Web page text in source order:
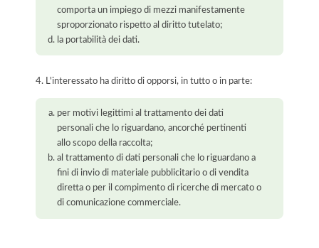
comporta un impiego di mezzi manifestamente
sproporzionato rispetto al diritto tutelato;
la portabilità dei dati.
4. L'interessato ha diritto di opporsi, in tutto o in parte:
per motivi legittimi al trattamento dei dati
personali che lo riguardano, ancorché pertinenti
allo scopo della raccolta;
al trattamento di dati personali che lo riguardano a
fini di invio di materiale pubblicitario o di vendita
diretta o per il compimento di ricerche di mercato o
di comunicazione commerciale.